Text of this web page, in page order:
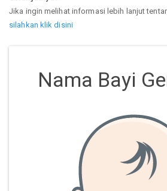
Jika ingin melihat informasi lebih lanjut
silahkan klik disini
Nama Bayi